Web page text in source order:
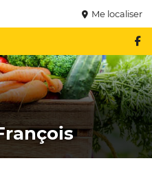
Me localiser